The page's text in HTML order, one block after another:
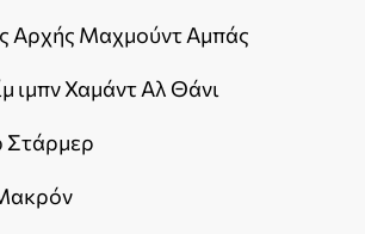
Αρχής Μαχμούντ Αμπάς
ιμπν Χαμάντ Αλ Θάνι
Στάρμερ